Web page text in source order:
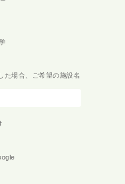
た場合、ご希望の施設名